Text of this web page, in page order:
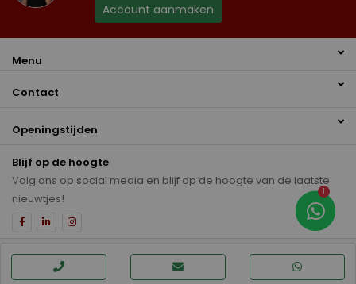
Account aanmaken
Menu
Contact
Openingstijden
Blijf op de hoogte
Volg ons op social media en blijf op de hoogte van de laatste
nieuwtjes!
1